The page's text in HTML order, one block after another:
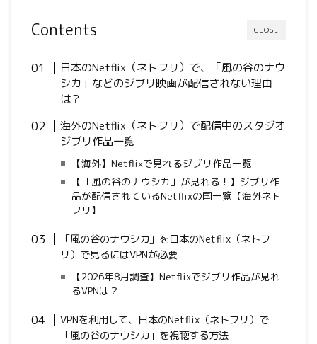
CLOSE
Contents
日本のNetflix（ネトフリ）で、「風の谷のナウ
シカ」などのジブリ映画が配信されない理由
は？
海外のNetflix（ネトフリ）で配信中のスタジオ
ジブリ作品一覧
【海外】Netflixで見れるジブリ作品一覧
【「風の谷のナウシカ」が見れる！】ジブリ作
品が配信されているNetflixの国一覧【海外ネト
フリ】
「風の谷のナウシカ」を日本のNetflix（ネトフ
リ）で見るにはVPNが必要
【2026年8月調査】Netflixでジブリ作品が見れ
るVPNは？
VPNを利用して、日本のNetflix（ネトフリ）で
「風の谷のナウシカ」を視聴する方法